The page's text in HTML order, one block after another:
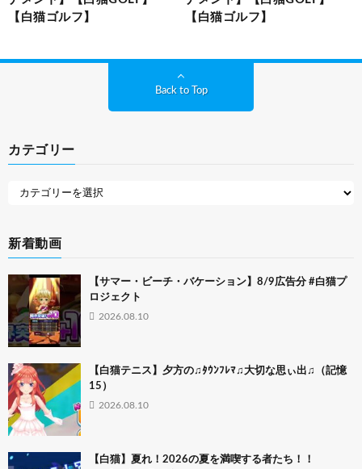
【白猫ゴルフ】
【白猫ゴルフ】
Back to Top
カテゴリー
新着動画
【サマー・ビーチ・バケーション】8/9広告分 #白猫プ
ロジェクト
2026.08.10
【白猫テニス】夕方の♫ﾀｳﾝﾌﾚﾏ♫大切な思ぃ出♫（記憶
15）
2026.08.10
【白猫】夏れ！2026の夏を満喫する者たち！！